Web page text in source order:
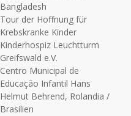
Bangladesh
Tour der Hoffnung für
Krebskranke Kinder
Kinderhospiz Leuchtturm
Greifswald e.V.
Centro Municipal de
Educação Infantil Hans
Helmut Behrend, Rolandia /
Brasilien